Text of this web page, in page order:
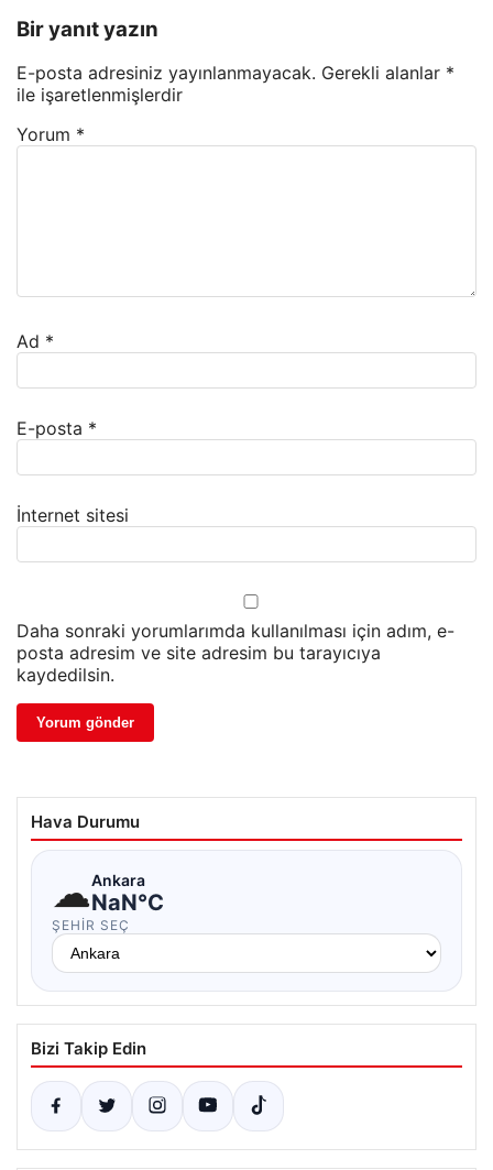
Bir yanıt yazın
E-posta adresiniz yayınlanmayacak. Gerekli alanlar *
ile işaretlenmişlerdir
Yorum *
Ad *
E-posta *
İnternet sitesi
Daha sonraki yorumlarımda kullanılması için adım, e-
posta adresim ve site adresim bu tarayıcıya
kaydedilsin.
Hava Durumu
☁Ankara
NaN°C
ŞEHIR SEÇ
Bizi Takip Edin